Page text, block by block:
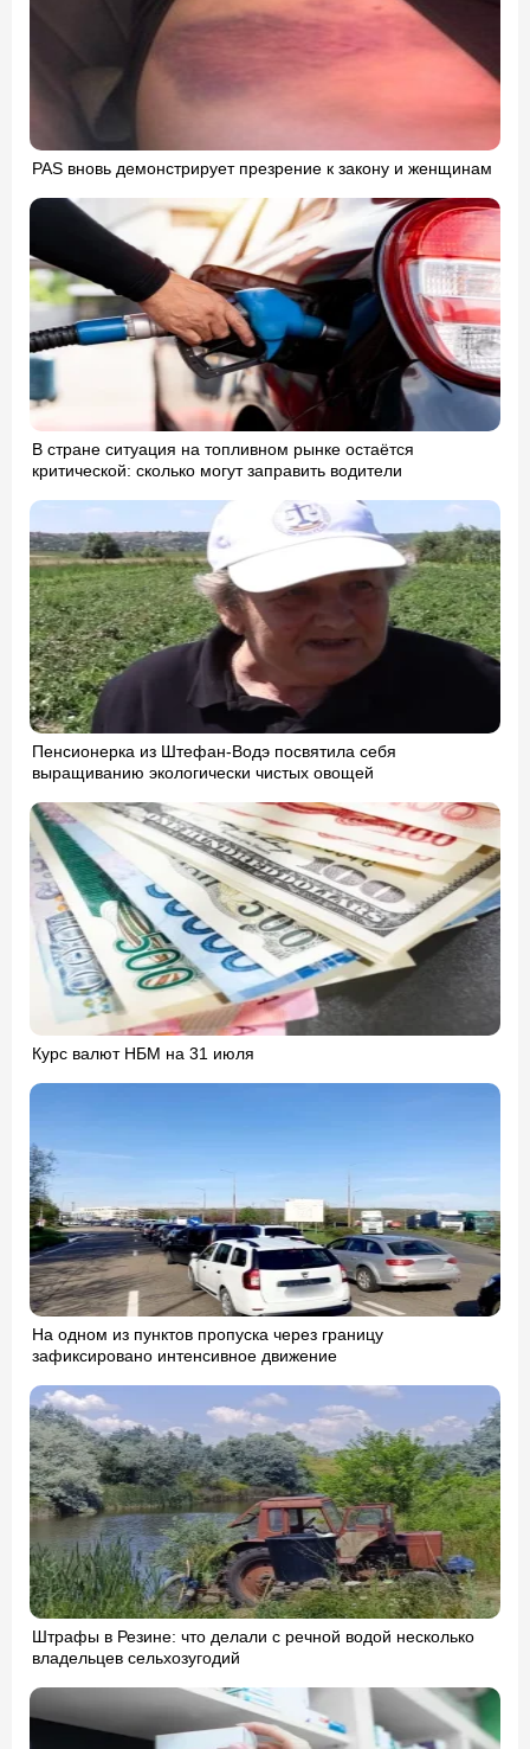
PAS вновь демонстрирует презрение к закону и женщинам
В стране ситуация на топливном рынке остаётся
критической: сколько могут заправить водители
Пенсионерка из Штефан-Водэ посвятила себя
выращиванию экологически чистых овощей
Курс валют НБМ на 31 июля
На одном из пунктов пропуска через границу
зафиксировано интенсивное движение
Штрафы в Резине: что делали с речной водой несколько
владельцев сельхозугодий